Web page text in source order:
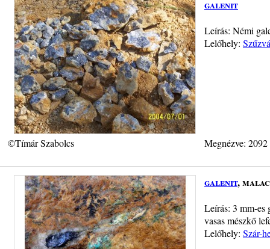
galenit
Leírás: Némi
Lelőhely:
©Tímár Szabolcs Megnézve:
galenit,
Leírás: 3 mm-es
vasas mészkő
Lelőhely: Szár-